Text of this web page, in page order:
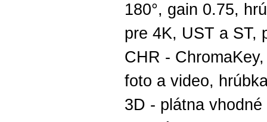
180°, gain 0.75,
pre 4K, UST a ST,
CHR -
foto a video,
3D - plátna